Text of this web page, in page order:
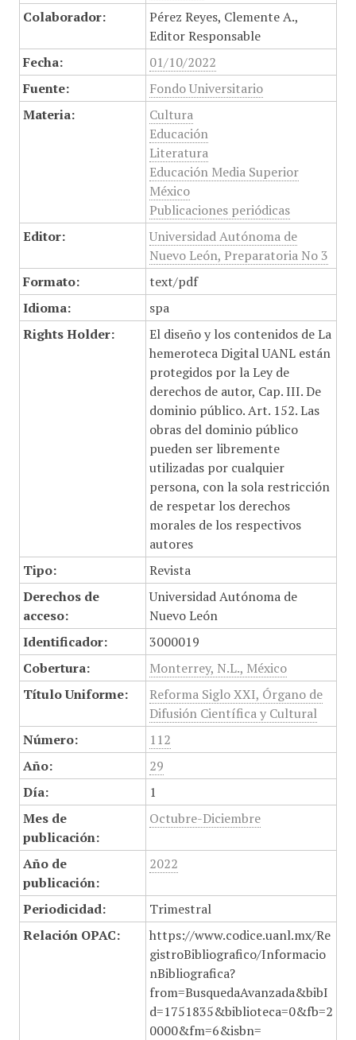
Colaborador:
Pérez Reyes, Clemente A.,
Editor Responsable
Fecha:
01/10/2022
Fuente:
Fondo Universitario
Materia:
Cultura
Educación
Literatura
Educación Media Superior
México
Publicaciones periódicas
Editor:
Universidad Autónoma de
Nuevo León, Preparatoria No 3
Formato:
text/pdf
Idioma:
spa
Rights Holder:
El diseño y los contenidos de La
hemeroteca Digital UANL están
protegidos por la Ley de
derechos de autor, Cap. III. De
dominio público. Art. 152. Las
obras del dominio público
pueden ser libremente
utilizadas por cualquier
persona, con la sola restricción
de respetar los derechos
morales de los respectivos
autores
Tipo:
Revista
Derechos de
acceso:
Universidad Autónoma de
Nuevo León
Identificador:
3000019
Cobertura:
Monterrey, N.L., México
Título Uniforme:
Reforma Siglo XXI, Órgano de
Difusión Científica y Cultural
Número:
112
Año:
29
Día:
1
Mes de
publicación:
Octubre-Diciembre
Año de
publicación:
2022
Periodicidad:
Trimestral
Relación OPAC:
https://www.codice.uanl.mx/Re
gistroBibliografico/Informacio
nBibliografica?
from=BusquedaAvanzada&bibI
d=1751835&biblioteca=0&fb=2
0000&fm=6&isbn=